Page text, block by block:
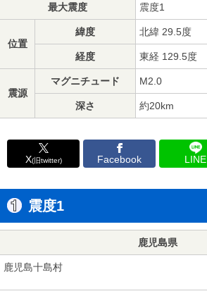
最大震度 震度1
位置
緯度 北緯 29.5度
経度 東経 129.5度
震源
マグニチュード M2.0
深さ 約20km
X(旧twitter) Facebook LINE
震度1
鹿児島県
鹿児島十島村